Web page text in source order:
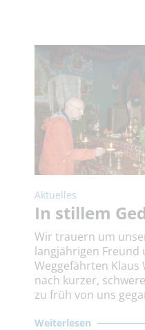
Aktuelles
In stillem
Wir trauern um
langjährigen Freund
Weggefährten Klaus
nach kurzer,
zu früh von uns
Weiterlesen